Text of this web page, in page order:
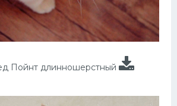
Пойнт длинношерстный